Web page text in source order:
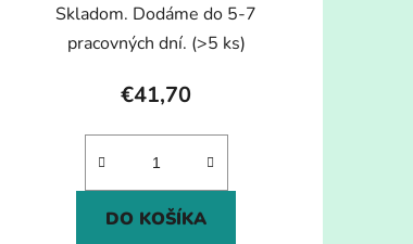
Skladom. Dodáme do 5-7
pracovných dní. (>5 ks)
€41,70
DO KOŠÍKA